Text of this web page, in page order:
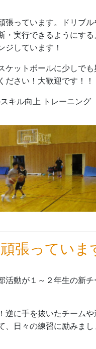
っています。ドリブ
・実行できるようにす
ジしています！
ケットボールに少しで
さい！大歓迎です！！
ル向上 トレーニング
張っていま
動が１～２年生の新
に手を抜いたチームや
日々の練習に励みまし